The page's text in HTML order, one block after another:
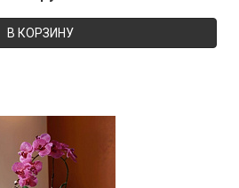
В КОРЗИНУ